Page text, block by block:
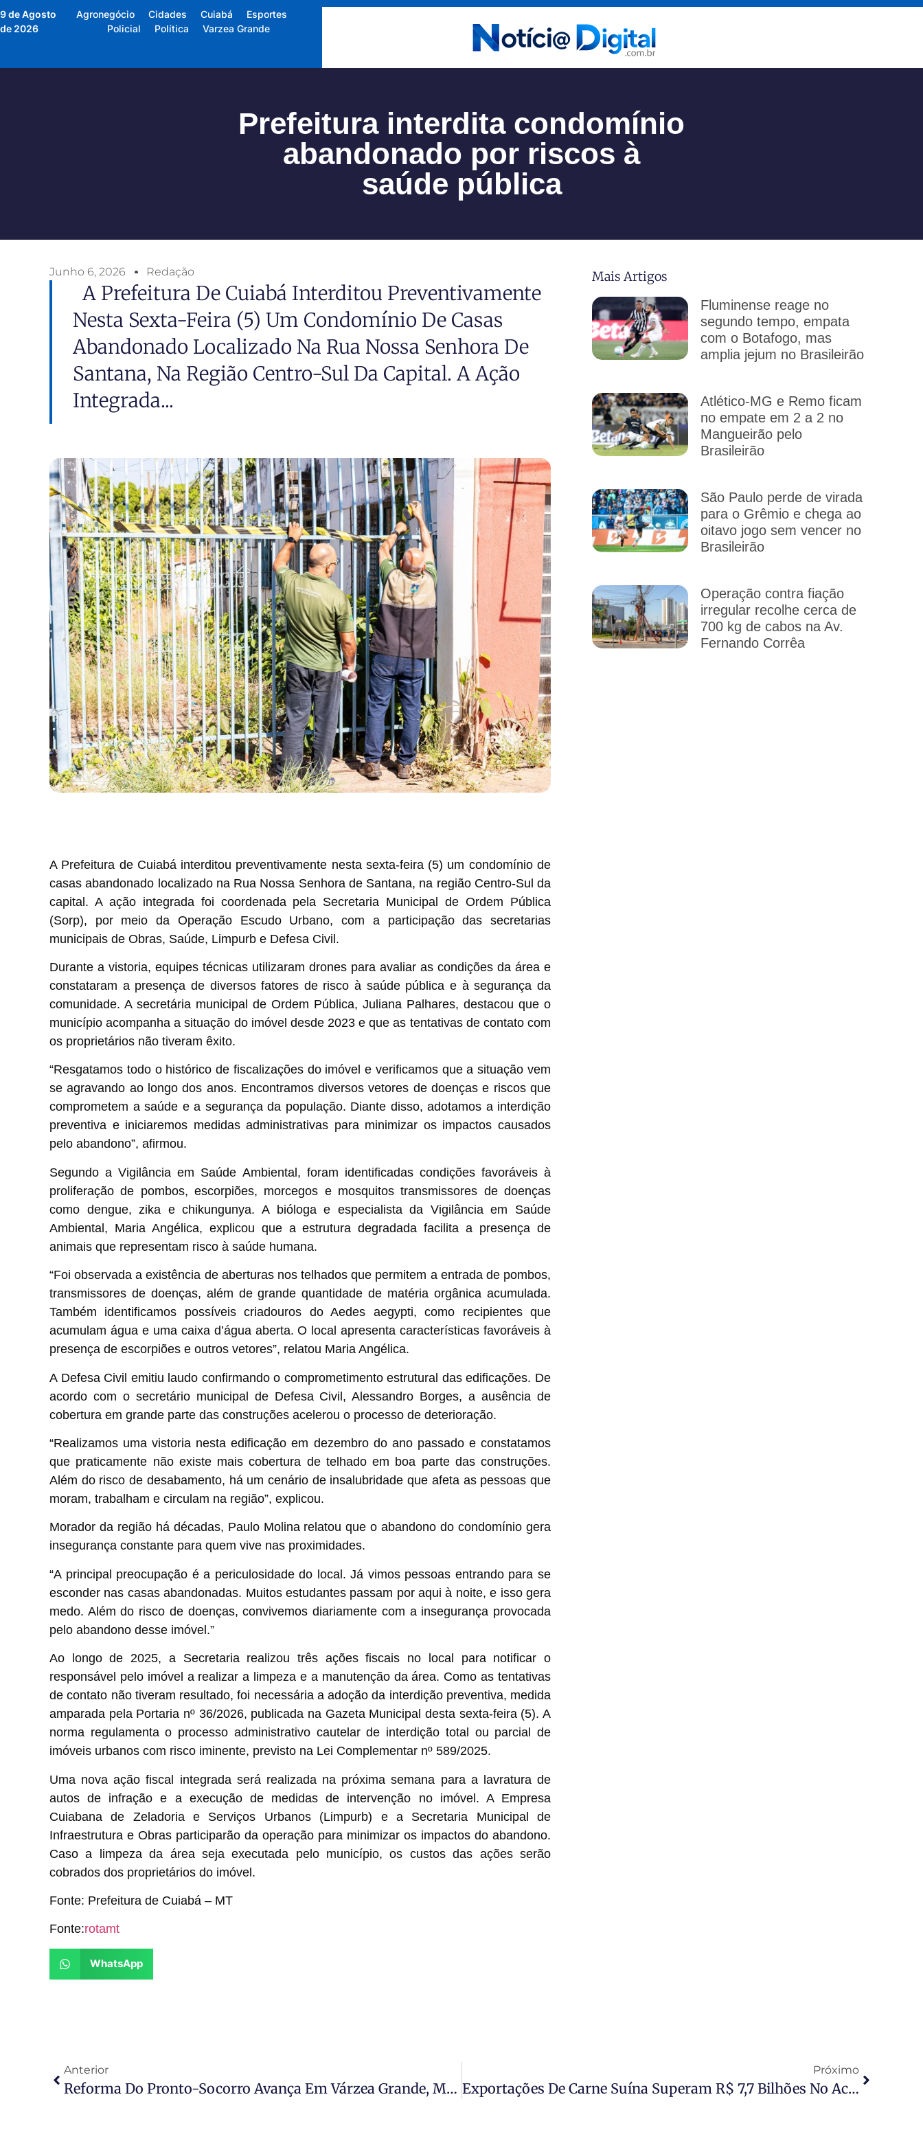
9 de Agosto
de 2026
Agronegócio Cidades Cuiabá
Esportes
Policial
Política Varzea Grande
Prefeitura interdita condomínio
abandonado por riscos à
saúde pública
Junho 6, 2026 Redação
A Prefeitura De Cuiabá Interditou Preventivamente
Nesta Sexta-Feira (5) Um Condomínio De Casas
Abandonado Localizado Na Rua Nossa Senhora De
Santana, Na Região Centro-Sul Da Capital. A Ação
Integrada...
A Prefeitura de Cuiabá interditou preventivamente nesta sexta-feira (5) um condomínio de
casas abandonado localizado na Rua Nossa Senhora de Santana, na região Centro-Sul da
capital. A ação integrada foi coordenada pela Secretaria Municipal de Ordem Pública
(Sorp), por meio da Operação Escudo Urbano, com a participação das secretarias
municipais de Obras, Saúde, Limpurb e Defesa Civil.
Durante a vistoria, equipes técnicas utilizaram drones para avaliar as condições da área e
constataram a presença de diversos fatores de risco à saúde pública e à segurança da
comunidade. A secretária municipal de Ordem Pública, Juliana Palhares, destacou que o
município acompanha a situação do imóvel desde 2023 e que as tentativas de contato com
os proprietários não tiveram êxito.
“Resgatamos todo o histórico de fiscalizações do imóvel e verificamos que a situação vem
se agravando ao longo dos anos. Encontramos diversos vetores de doenças e riscos que
comprometem a saúde e a segurança da população. Diante disso, adotamos a interdição
preventiva e iniciaremos medidas administrativas para minimizar os impactos causados
pelo abandono”, afirmou.
Segundo a Vigilância em Saúde Ambiental, foram identificadas condições favoráveis à
proliferação de pombos, escorpiões, morcegos e mosquitos transmissores de doenças
como dengue, zika e chikungunya. A bióloga e especialista da Vigilância em Saúde
Ambiental, Maria Angélica, explicou que a estrutura degradada facilita a presença de
animais que representam risco à saúde humana.
“Foi observada a existência de aberturas nos telhados que permitem a entrada de pombos,
transmissores de doenças, além de grande quantidade de matéria orgânica acumulada.
Também identificamos possíveis criadouros do Aedes aegypti, como recipientes que
acumulam água e uma caixa d’água aberta. O local apresenta características favoráveis à
presença de escorpiões e outros vetores”, relatou Maria Angélica.
A Defesa Civil emitiu laudo confirmando o comprometimento estrutural das edificações. De
acordo com o secretário municipal de Defesa Civil, Alessandro Borges, a ausência de
cobertura em grande parte das construções acelerou o processo de deterioração.
“Realizamos uma vistoria nesta edificação em dezembro do ano passado e constatamos
que praticamente não existe mais cobertura de telhado em boa parte das construções.
Além do risco de desabamento, há um cenário de insalubridade que afeta as pessoas que
moram, trabalham e circulam na região”, explicou.
Morador da região há décadas, Paulo Molina relatou que o abandono do condomínio gera
insegurança constante para quem vive nas proximidades.
“A principal preocupação é a periculosidade do local. Já vimos pessoas entrando para se
esconder nas casas abandonadas. Muitos estudantes passam por aqui à noite, e isso gera
medo. Além do risco de doenças, convivemos diariamente com a insegurança provocada
pelo abandono desse imóvel.”
Ao longo de 2025, a Secretaria realizou três ações fiscais no local para notificar o
responsável pelo imóvel a realizar a limpeza e a manutenção da área. Como as tentativas
de contato não tiveram resultado, foi necessária a adoção da interdição preventiva, medida
amparada pela Portaria nº 36/2026, publicada na Gazeta Municipal desta sexta-feira (5). A
norma regulamenta o processo administrativo cautelar de interdição total ou parcial de
imóveis urbanos com risco iminente, previsto na Lei Complementar nº 589/2025.
Uma nova ação fiscal integrada será realizada na próxima semana para a lavratura de
autos de infração e a execução de medidas de intervenção no imóvel. A Empresa
Cuiabana de Zeladoria e Serviços Urbanos (Limpurb) e a Secretaria Municipal de
Infraestrutura e Obras participarão da operação para minimizar os impactos do abandono.
Caso a limpeza da área seja executada pelo município, os custos das ações serão
cobrados dos proprietários do imóvel.
Fonte: Prefeitura de Cuiabá – MT
Fonte:rotamt
WhatsApp
Mais Artigos
Fluminense reage no
segundo tempo, empata
com o Botafogo, mas
amplia jejum no Brasileirão
Atlético-MG e Remo ficam
no empate em 2 a 2 no
Mangueirão pelo
Brasileirão
São Paulo perde de virada
para o Grêmio e chega ao
oitavo jogo sem vencer no
Brasileirão
Operação contra fiação
irregular recolhe cerca de
700 kg de cabos na Av.
Fernando Corrêa
Anterior
Reforma Do Pronto-Socorro Avança Em Várzea Grande, Mas Conclusão Depende Da Liberação De Recursos Pela Câmara
Próximo
Exportações De Carne Suína Superam R$ 7,7 Bilhões No Acumulado Do Ano